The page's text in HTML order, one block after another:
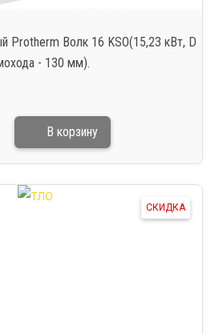
Protherm Волк 16 KSO(15,23 кВт, D
- 130 мм).
СКИДКА